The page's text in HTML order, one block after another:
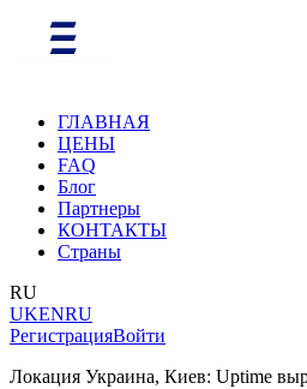
ГЛАВНАЯ
ЦЕНЫ
FAQ
Блог
Партнеры
КОНТАКТЫ
Страны
RU
UKENRU
РегистрацияВойти
Локация Украина, Киев: Uptime